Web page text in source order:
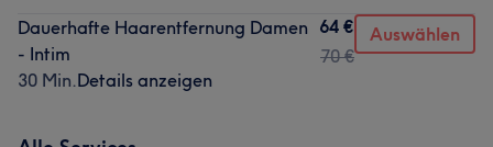
Dauerhafte Haarentfernung Damen
- Intim
30 Min.Details anzeigen
64 €
70 €
Auswählen